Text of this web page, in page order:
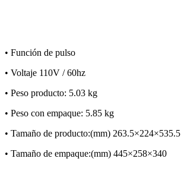
• Función de pulso
• Voltaje 110V / 60hz
• Peso producto: 5.03 kg
• Peso con empaque: 5.85 kg
• Tamaño de producto:(mm) 263.5×224×535.5
• Tamaño de empaque:(mm) 445×258×340